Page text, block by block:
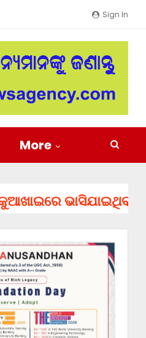
Sign In
More
ଭାସିଯାଇଥିବା ୨